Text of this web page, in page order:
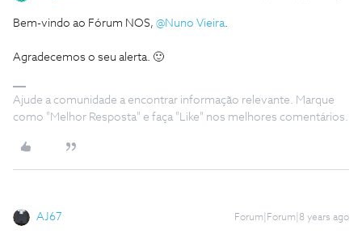
Bem-vindo ao Fórum NOS, @Nuno Vieira.
Agradecemos o seu alerta. 🙂
Ajude a comunidade a encontrar informação relevante. Marque
como "Melhor Resposta" e faça "Like" nos melhores comentários.
AJ67 Forum|Forum|8 years ago